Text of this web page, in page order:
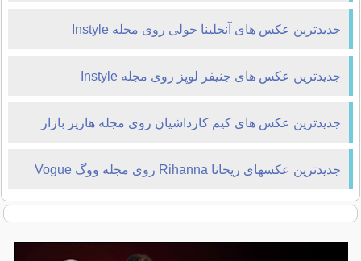
جدیدترین عکس های آنجلینا جولی روی مجله Instyle
جدیدترین عکس های جنیفر لوپز روی مجله Instyle
جدیدترین عکس های کیم کارداشیان روی مجله هارپر بازار
جدیدترین عکسهای ریحانا Rihanna روی مجله ووگ Vogue